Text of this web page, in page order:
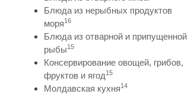
Блюда из нерыбных продуктов
моря16
Блюда из отварной и припущенной
рыбы15
Консервирование овощей, грибов,
фруктов и ягод15
Молдавская кухня14